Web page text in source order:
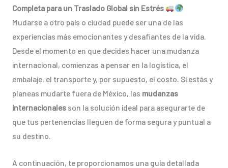
Completa para un Traslado Global sin Estrés
Mudarse a otro país o ciudad puede ser una de las
experiencias más emocionantes y desafiantes de la vida.
Desde el momento en que decides hacer una mudanza
internacional, comienzas a pensar en la logística, el
embalaje, el transporte y, por supuesto, el costo. Si estás y
planeas mudarte fuera de México, las mudanzas
internacionalesson la solución ideal para asegurarte de
que tus pertenencias lleguen de forma segura y puntual a
su destino.
A continuación, te proporcionamos una guía detallada